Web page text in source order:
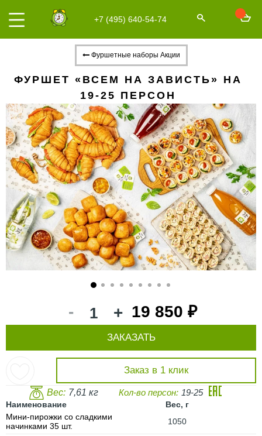
+7 (495) 640-54-74
Фуршетные наборы Акции
ФУРШЕТ «ВСЕМ НА ЗАВИСТЬ» НА
19-25 ПЕРСОН
- + 19 850 ₽
Заказ в 1 клик
ЗАКАЗАТЬ
Вес: 7,61 кг Кол-во персон: 19-25
Наименование
Вес, г
Мини-пирожки со сладкими
начинками 35 шт.
1050